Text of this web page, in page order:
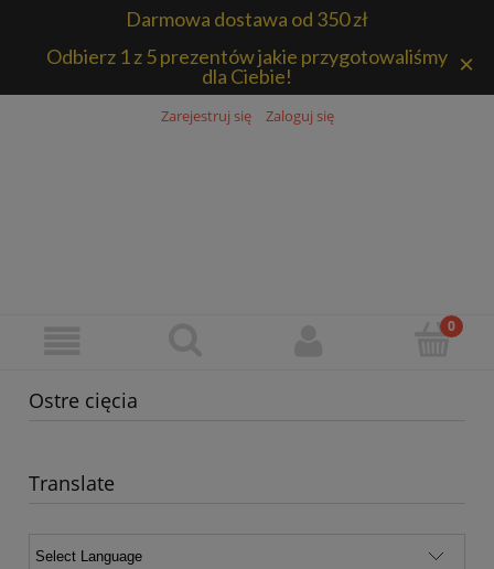
Darmowa dostawa od 350 zł
Odbierz 1 z 5 prezentów jakie przygotowaliśmy
dla Ciebie!
×
Zarejestruj się Zaloguj się
Ostre cięcia
Translate